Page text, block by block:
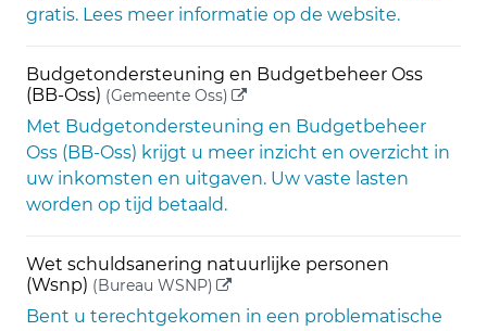
gratis. Lees meer informatie op de website.
Budgetondersteuning en Budgetbeheer Oss
(BB-Oss) (Gemeente Oss) (externe link)
Met Budgetondersteuning en Budgetbeheer
Oss (BB-Oss) krijgt u meer inzicht en overzicht in
uw inkomsten en uitgaven. Uw vaste lasten
worden op tijd betaald.
Wet schuldsanering natuurlijke personen
(Wsnp) (Bureau WSNP) (externe link)
Bent u terechtgekomen in een problematische